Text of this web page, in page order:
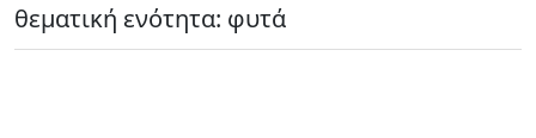
θεματική ενότητα: φυτά